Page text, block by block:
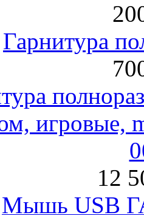
Гарнитура
игровые,
12
Мышь USB